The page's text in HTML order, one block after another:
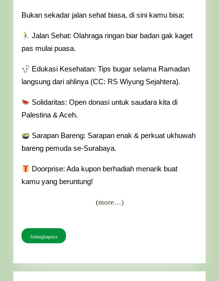
Bukan sekadar jalan sehat biasa, di sini kamu bisa:
Jalan Sehat: Olahraga ringan biar badan gak kaget
pas mulai puasa.
Edukasi Kesehatan: Tips bugar selama Ramadan
langsung dari ahlinya (CC: RS Wiyung Sejahtera).
Solidaritas: Open donasi untuk saudara kita di
Palestina & Aceh.
Sarapan Bareng: Sarapan enak & perkuat ukhuwah
bareng pemuda se-Surabaya.
Doorprise: Ada kupon berhadiah menarik buat
kamu yang beruntung!
(more…)
Selengkapnya
Selengkapnya